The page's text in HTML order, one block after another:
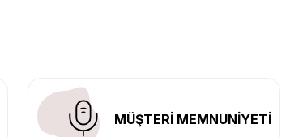
MÜŞTERİ MEMNUNİYETİ